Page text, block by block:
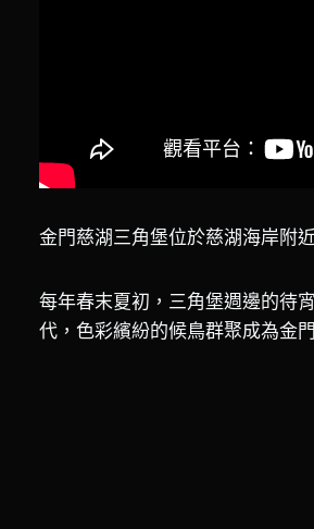
金門慈湖三角堡位於慈湖海岸附
每年春末夏初，三角堡週邊的待
代，色彩繽紛的候鳥群聚成為金